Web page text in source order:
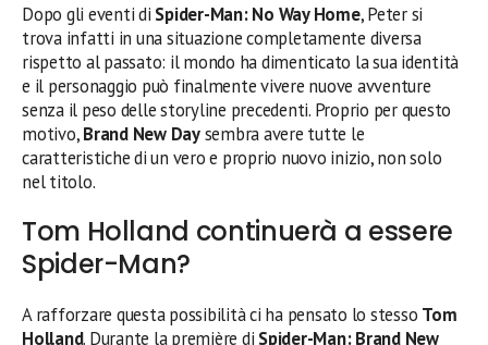
Dopo gli eventi di Spider-Man: No Way Home, Peter si
trova infatti in una situazione completamente diversa
rispetto al passato: il mondo ha dimenticato la sua identità
e il personaggio può finalmente vivere nuove avventure
senza il peso delle storyline precedenti. Proprio per questo
motivo,Brand New Daysembra avere tutte le
caratteristiche di un vero e proprio nuovo inizio, non solo
nel titolo.
Tom Holland continuerà a essere
Spider-Man?
A rafforzare questa possibilità ci ha pensato lo stesso Tom
Holland. Durante la première di Spider-Man: Brand New